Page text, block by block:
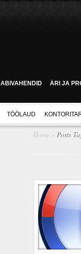
ABIVAHENDID ÄRI JA
TÖÖLAUD
Home » Posts